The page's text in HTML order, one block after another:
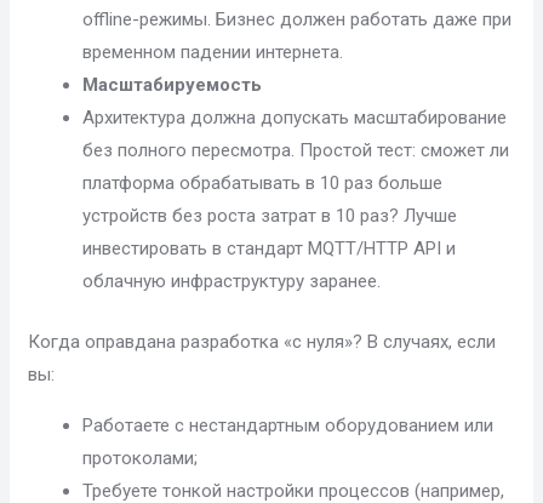
offline-режимы. Бизнес должен работать даже при
временном падении интернета.
Масштабируемость
Архитектура должна допускать масштабирование
без полного пересмотра. Простой тест: сможет ли
платформа обрабатывать в 10 раз больше
устройств без роста затрат в 10 раз? Лучше
инвестировать в стандарт MQTT/HTTP API и
облачную инфраструктуру заранее.
Когда оправдана разработка «с нуля»? В случаях, если
вы:
Работаете с нестандартным оборудованием или
протоколами;
Требуете тонкой настройки процессов (например,